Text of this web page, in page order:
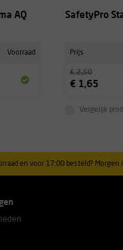
AQ
Voorraad
SafetyPro
Prijs
€ 2,50
€ 1,65
Vergelijk
en voor 17:00 besteld? Morgen